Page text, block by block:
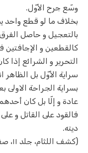
وسّع جرح الأوّل.
بخلاف ما لو قطع واحد
بالتعجيل و حاصل
كالقطعين و
التحرير و الشرائع إذا
سراية الأوّل بل الظاهر
بسراية الجراحة الاولى
عادة و إلّا بل كان
فالقود على القاتل و
ديته.
(کشف اللثام، جلد ۱۱، صفحه ۴۱)